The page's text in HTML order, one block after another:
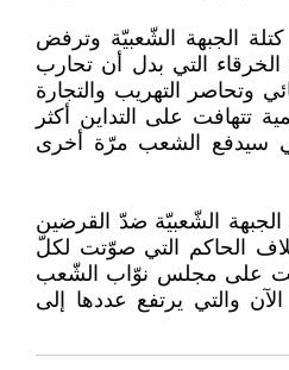
الجبهة الشّعبيّة وترفض
التي بدل أن تحارب
وتحاصر التهريب والتجارة
تتهافت على التداين أكثر
سيدفع الشعب مرّة أخرى
الشّعبيّة ضدّ القرضين
الحاكم التي صوّتت لكلّ
على مجلس نوّاب الشّعب
والتي يرتفع عددها إلى